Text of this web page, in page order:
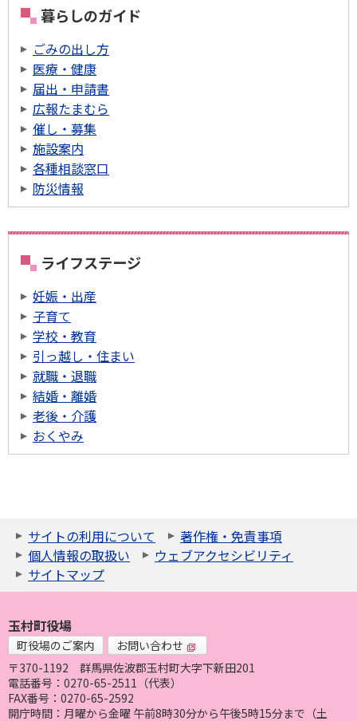
暮らしのガイド
ごみの出し方
医療・健康
届出・申請書
広報たまむら
催し・募集
施設案内
各種相談窓口
防災情報
ライフステージ
妊娠・出産
子育て
学校・教育
引っ越し・住まい
就職・退職
結婚・離婚
老後・介護
おくやみ
サイトの利用について
著作権・免責事項
個人情報の取扱い
ウェブアクセシビリティ
サイトマップ
玉村町役場
町役場のご案内
お問い合わせ
〒370-1192
群馬県佐波郡玉村町大字下新田201
電話番号：0270-65-2511（代表）
FAX番号：0270-65-2592
開庁時間：月曜から金曜 午前8時30分から午後5時15分まで（土